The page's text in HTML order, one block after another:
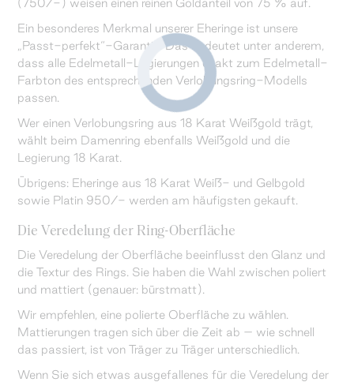
Ein besonderes Merkmal unserer Eheringe ist unsere
„Passt-perfekt“-Garantie. Das bedeutet unter anderem,
dass alle Edelmetall-Legierungen exakt zum Edelmetall-
Farbton des entsprechenden Verlobungsring-Modells
passen.
Wer einen Verlobungsring aus 18 Karat Weißgold trägt,
wählt beim Damenring ebenfalls Weißgold und die
Legierung 18 Karat.
Übrigens: Eheringe aus 18 Karat Weiß- und Gelbgold
sowie Platin 950/- werden am häufigsten gekauft.
Die Veredelung der Ring-Oberfläche
Die Veredelung der Oberfläche beeinflusst den Glanz und
die Textur des Rings. Sie haben die Wahl zwischen poliert
und mattiert (genauer: bürstmatt).
Wir empfehlen, eine polierte Oberfläche zu wählen.
Mattierungen tragen sich über die Zeit ab – wie schnell
das passiert, ist von Träger zu Träger unterschiedlich.
Wenn Sie sich etwas ausgefallenes für die Veredelung der